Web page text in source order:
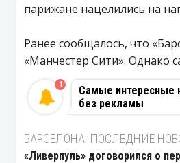
парижане нацелились на
Ранее сообщалось, что
«Манчестер Сити». Однако
Самые интересные
без рекламы
1
БАРСЕЛОНА: ПОСЛЕДНИЕ
«Ливерпуль» договорился о